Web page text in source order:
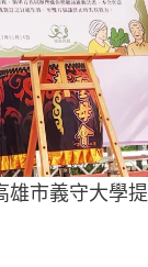
雄市義守大學